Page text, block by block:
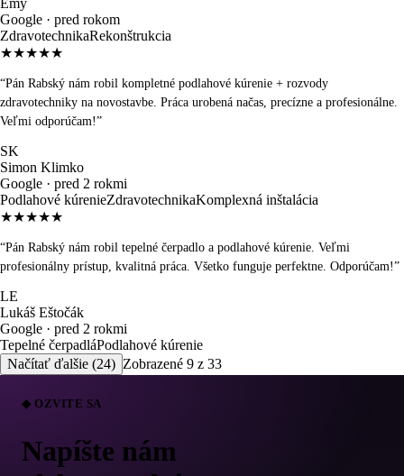
Google · pred rokom
ZdravotechnikaRekonštrukcia
★★★★★
“Pán Rabský nám robil kompletné podlahové kúrenie + rozvody
zdravotechniky na novostavbe. Práca urobená načas, precízne a profesionálne.
Veľmi odporúčam!”
SK
Simon Klimko
Google · pred 2 rokmi
Podlahové kúrenieZdravotechnikaKomplexná inštalácia
★★★★★
“Pán Rabský nám robil tepelné čerpadlo a podlahové kúrenie. Veľmi
profesionálny prístup, kvalitná práca. Všetko funguje perfektne. Odporúčam!”
LE
Lukáš Eštočák
Google · pred 2 rokmi
Tepelné čerpadláPodlahové kúrenie
Načítať ďalšie (24) Zobrazené 9 z 33
◆ OZVITE SA
Napíšte nám